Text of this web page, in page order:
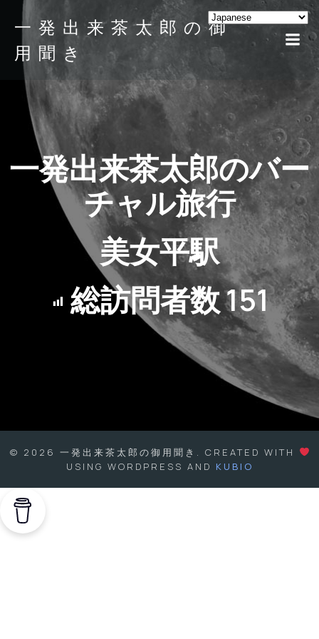
一発出来茶太郎の御
用聞き
一発出来茶太郎のバー
チャル旅行
美女平駅
総訪問者数151
© 2026 一発出来茶太郎の御用聞き. CREATED WITH
USING WORDPRESS AND KUBIO